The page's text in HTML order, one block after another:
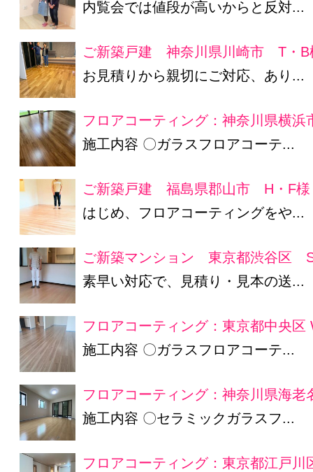
内覧会では値段が高いからと反対...
ご新築戸建 神奈川県川崎市 T・B
お見積りから親切にご対応、あり...
フロアコーティング：神奈川県横浜
施工内容 〇ガラスフロアコーテ...
ご新築戸建 福島県郡山市 H・F様
はじめ、フロアコーティングをや...
ご新築マンション 東京都渋谷区
素早い対応で、見積り・見本の送...
フロアコーティング：東京都中央区
施工内容 〇ガラスフロアコーテ...
フロアコーティング：神奈川県海老
施工内容 〇セラミックガラスフ...
フロアコーティング：東京都江戸川